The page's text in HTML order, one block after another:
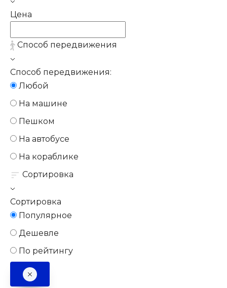
Цена
Способ передвижения
Способ передвижения:
Любой
На машине
Пешком
На автобусе
На кораблике
Сортировка
Сортировка
Популярное
Дешевле
По рейтингу